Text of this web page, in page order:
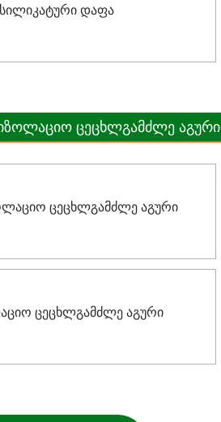
დაფა
ცეცხლგამძლე აგური
ცეცხლგამძლე აგური
ცეცხლგამძლე აგური